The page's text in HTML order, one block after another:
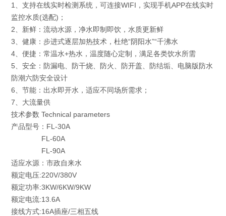
1、支持在线实时检测系统，可连接WIFI，实现手机APP在线实时
监控水质(选配)；
2、新鲜：流动水源，净水即制即饮，水质更新鲜
3、健康：步进式逐层加热技术，杜绝“阴阳水”“千沸水
4、便捷：常温水+热水，温度随心定制，满足各类饮水所需
5、安全：防漏电、防干烧、防火、防开盖、防结垢、电脑版防水
防潮六防安全设计
6、节能：出水即开水，适应不同场所需求；
7、大流量供
技术参数 Technical parameters
产品型号：FL-30A
FL-60A
FL-90A
适应水源：市政自来水
额定电压:220V/380V
额定功率:3KW/6KW/9KW
额定电流:13.6A
接线方式:16A插座/三相五线